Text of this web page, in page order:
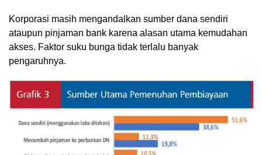
Korporasi masih mengandalkan sumber dana sendiri
ataupun pinjaman bank karena alasan utama kemudahan
akses. Faktor suku bunga tidak terlalu banyak
pengaruhnya.